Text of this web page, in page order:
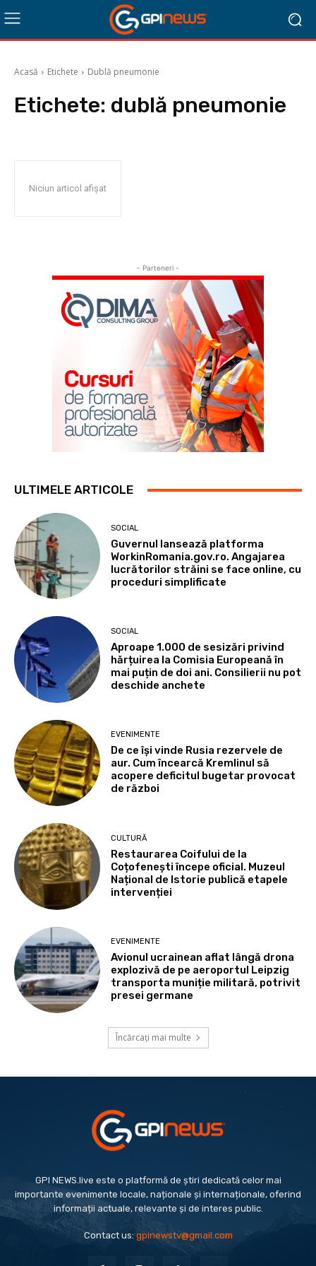
Acasă Etichete Dublă pneumonie
Etichete: dublă pneumonie
Niciun articol afișat
- Parteneri -
ULTIMELE ARTICOLE
SOCIAL
Guvernul lansează platforma
WorkinRomania.gov.ro. Angajarea
lucrătorilor străini se face online, cu
proceduri simplificate
SOCIAL
Aproape 1.000 de sesizări privind
hărțuirea la Comisia Europeană în
mai puțin de doi ani. Consilierii nu pot
deschide anchete
EVENIMENTE
De ce își vinde Rusia rezervele de
aur. Cum încearcă Kremlinul să
acopere deficitul bugetar provocat
de război
CULTURĂ
Restaurarea Coifului de la
Coțofenești începe oficial. Muzeul
Național de Istorie publică etapele
intervenției
EVENIMENTE
Avionul ucrainean aflat lângă drona
explozivă de pe aeroportul Leipzig
transporta muniție militară, potrivit
presei germane
Încărcați mai multe
GPI NEWS.live este o platformă de știri dedicată celor mai
importante evenimente locale, naționale și internaționale, oferind
informații actuale, relevante și de interes public.
Contact us:gpinewstv@gmail.com